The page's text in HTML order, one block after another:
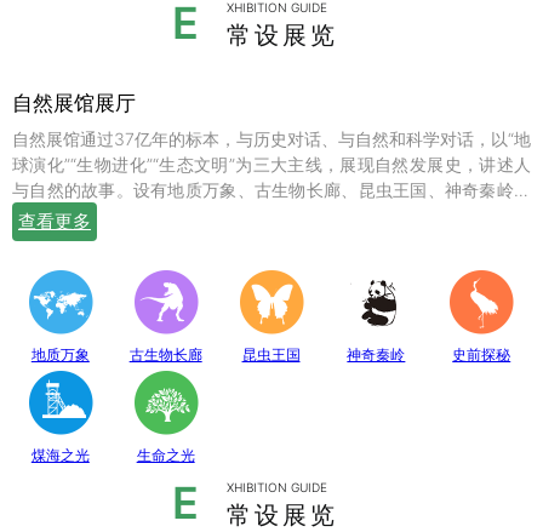
E XHIBITION GUIDE
常设展览
自然展馆展厅
自然展馆通过37亿年的标本，与历史对话、与自然和科学对话，以“地
球演化”“生物进化”“生态文明”为三大主线，展现自然发展史，讲述人
与自然的故事。设有地质万象、古生物长廊、昆虫王国、神奇秦岭、
史前探秘、煤海之光和生命之光七个常设展厅，陈列有岩石鼻祖紫苏
斜长麻粒岩等矿物标本；有鱼龙、翼龙、马门溪龙、似银杏、新芦木
等珍贵的化石；有秦岭大熊猫、金丝猴、羚牛、朱鹮、珙桐、独叶草
等珍稀动植物标本，呈现出一幅绚丽多姿的地球生命物种演化图。
查看更多
地质万象 古生物长廊 昆虫王国 神奇秦岭 史前探秘
煤海之光 生命之光
E XHIBITION GUIDE
常设展览